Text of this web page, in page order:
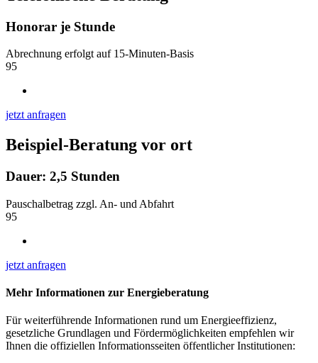
Honorar je Stunde
Abrechnung erfolgt auf 15-Minuten-Basis
95
jetzt anfragen
Beispiel-Beratung vor ort
Dauer: 2,5 Stunden
Pauschalbetrag zzgl. An- und Abfahrt
95
jetzt anfragen
Mehr Informationen zur Energieberatung
Für weiterführende Informationen rund um Energieeffizienz,
gesetzliche Grundlagen und Fördermöglichkeiten empfehlen wir
Ihnen die offiziellen Informationsseiten öffentlicher Institutionen: